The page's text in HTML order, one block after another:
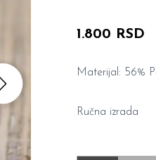
1.800 RSD
Materijal: 56%
Ručna izrada